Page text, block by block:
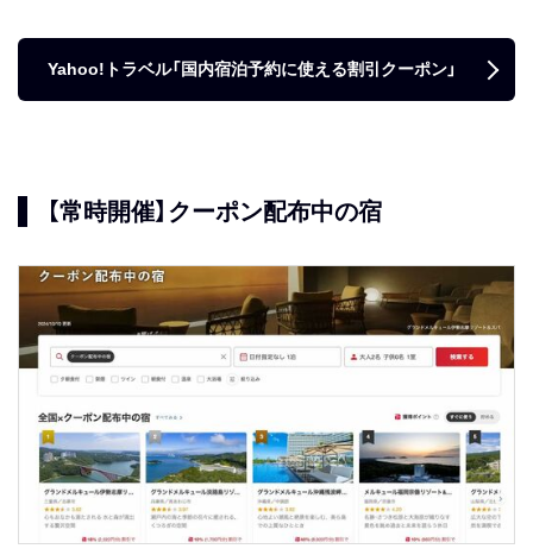
Yahoo!トラベル「国内宿泊予約に使える割引クーポン」
【常時開催】クーポン配布中の宿